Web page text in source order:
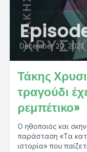
December 20, 2023
Τάκης
τραγούδι
ρεμπέτικο»
Ο ηθοποιός και
παράσταση «Τα
ιστορία» που